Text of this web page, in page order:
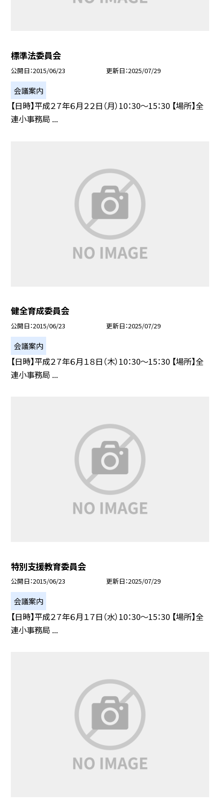
標準法委員会
公開日 2015/06/23 更新日 2025/07/29
会議案内
【日時】平成２７年６月２２日（月）10：30〜15：30 【場所】全
連小事務局 ...
健全育成委員会
公開日 2015/06/23 更新日 2025/07/29
会議案内
【日時】平成２７年６月１８日（木）10：30〜15：30 【場所】全
連小事務局 ...
特別支援教育委員会
公開日 2015/06/23 更新日 2025/07/29
会議案内
【日時】平成２７年６月１７日（水）10：30〜15：30 【場所】全
連小事務局 ...